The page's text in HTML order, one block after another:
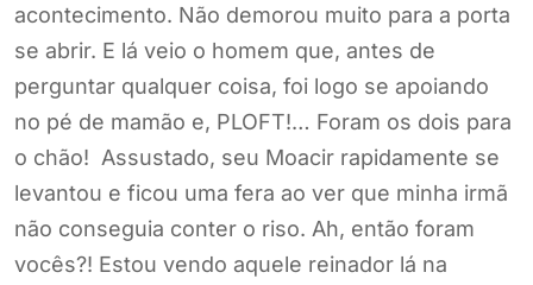
acontecimento. Não demorou muito para a porta
se abrir. E lá veio o homem que, antes de
perguntar qualquer coisa, foi logo se apoiando
no pé de mamão e, PLOFT!… Foram os dois para
o chão! Assustado, seu Moacir rapidamente se
levantou e ficou uma fera ao ver que minha irmã
não conseguia conter o riso. Ah, então foram
vocês?! Estou vendo aquele reinador lá na